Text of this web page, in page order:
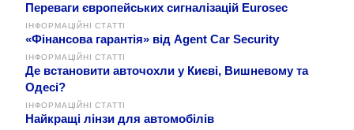
Переваги європейських сигналізацій Eurosec
ІНФОРМАЦІЙНІ СТАТТІ
«Фінансова гарантія» від Agent Car Security
ІНФОРМАЦІЙНІ СТАТТІ
Де встановити авточохли у Києві, Вишневому та
Одесі?
ІНФОРМАЦІЙНІ СТАТТІ
Найкращі лінзи для автомобілів